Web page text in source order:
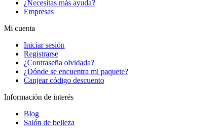
¿Necesitas más ayuda?
Empresas
Mi cuenta
Iniciar sesión
Registrarse
¿Contraseña olvidada?
¿Dónde se encuentra mi paquete?
Canjear código descuento
Información de interés
Blog
Salón de belleza